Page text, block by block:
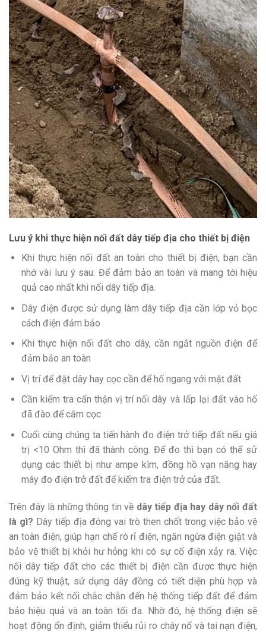
Lưu ý khi thực hiện nối đất dây tiếp địa cho thiết bị điện
Khi thực hiện nối đất an toàn cho thiết bị điện, bạn cần
nhớ vài lưu ý sau: Để đảm bảo an toàn và mang tới hiệu
quả cao nhất khi nối dây tiếp địa.
Dây điện được sử dụng làm dây tiếp địa cần lớp vỏ bọc
cách điện đảm bảo
Khi thực hiện nối đất cho dây, cần ngắt nguồn điện để
đảm bảo an toàn
Vị trí để đặt dây hay cọc cần để hố ngang với mặt đất
Cần kiểm tra cẩn thận vị trí nối dây và lấp lại đất vào hố
đã đào để cắm cọc
Cuối cùng chúng ta tiến hành đo điện trở tiếp đất nếu giá
trị <10 Ohm thì đã thành công. Để đo thì bạn có thể sử
dụng các thiết bị như ampe kìm, đồng hồ vạn năng hay
máy đo điện trở đất để kiểm tra điện trở của đất.
Trên đây là những thông tin về dây tiếp địa hay dây nối đất
là gì? Dây tiếp địa đóng vai trò then chốt trong việc bảo vệ
an toàn điện, giúp hạn chế rò rỉ điện, ngăn ngừa điện giật và
bảo vệ thiết bị khỏi hư hỏng khi có sự cố điện xảy ra. Việc
nối dây tiếp đất cho các thiết bị điện cần được thực hiện
đúng kỹ thuật, sử dụng dây đồng có tiết diện phù hợp và
đảm bảo kết nối chắc chắn đến hệ thống tiếp đất để đảm
bảo hiệu quả và an toàn tối đa. Nhờ đó, hệ thống điện sẽ
hoạt động ổn định, giảm thiểu rủi ro cháy nổ và tai nạn điện,